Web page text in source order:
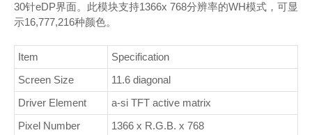
30针eDP界面。此模块支持1366x 768分辨率的WH模式，可显
示16,777,216种颜色。
Item
Specification
Screen Size
11.6 diagonal
Driver Element
a-si TFT active matrix
Pixel Number
1366 x R.G.B. x 768